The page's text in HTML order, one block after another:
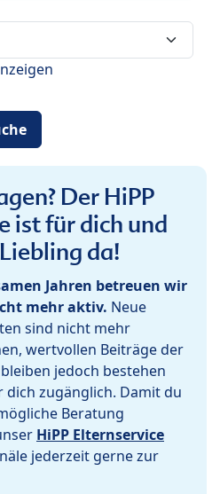
Der HiPP
ist für dich und
da!
Jahren betreuen wir
mehr aktiv. Neue
sind nicht mehr
wertvollen Beiträge der
jedoch bestehen
zugänglich. Damit du
Beratung
HiPP Elternservice
jederzeit gerne zur